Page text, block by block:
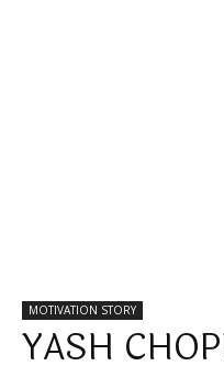
MOTIVATION STORY
YASH